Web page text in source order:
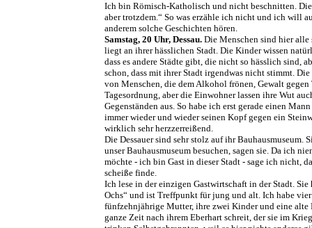
Ich bin Römisch-Katholisch und nicht beschnitten.
aber trotzdem.“ So was erzähle ich nicht und ich will
anderem solche Geschichten hören.
Samstag, 20 Uhr, Dessau. Die Menschen sind hier alle
liegt an ihrer hässlichen Stadt. Die Kinder wissen
dass es andere Städte gibt, die nicht so hässlich sind,
schon, dass mit ihrer Stadt irgendwas nicht stimmt.
von Menschen, die dem Alkohol frönen, Gewalt gegen
Tagesordnung, aber die Einwohner lassen ihre Wut
Gegenständen aus. So habe ich erst gerade einen
immer wieder und wieder seinen Kopf gegen ein
wirklich sehr herzzerreißend.
Die Dessauer sind sehr stolz auf ihr Bauhausmuseum.
unser Bauhausmuseum besuchen, sagen sie. Da ich
möchte - ich bin Gast in dieser Stadt - sage ich nicht,
scheiße finde.
Ich lese in der einzigen Gastwirtschaft in der Stadt. Sie
Ochs“ und ist Treffpunkt für jung und alt. Ich habe
fünfzehnjährige Mutter, ihre zwei Kinder und eine alte
ganze Zeit nach ihrem Eberhart schreit, der sie im